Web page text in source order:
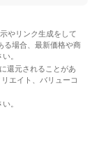
やリンク生成をして
る場合、最新価格や商
。
還元されることがあ
エイト、バリューコ
。